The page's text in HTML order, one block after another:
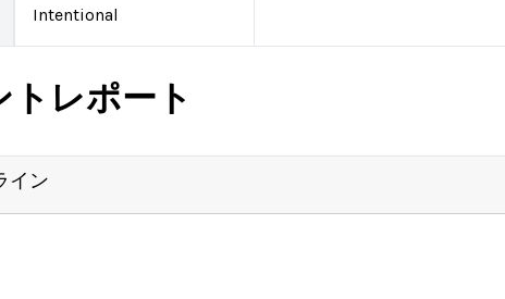
Intentional
レポート
イン